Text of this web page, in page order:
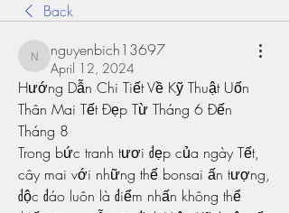
Back
nguyenbich13697
nguyenbich13697
April 12, 2024
Hướng Dẫn Chi Tiết Về Kỹ Thuật Uốn
Thân Mai Tết Đẹp Từ Tháng 6 Đến
Tháng 8
Trong bức tranh tươi đẹp của ngày Tết,
cây mai với những thế bonsai ấn tượng,
độc đáo luôn là điểm nhấn không thể